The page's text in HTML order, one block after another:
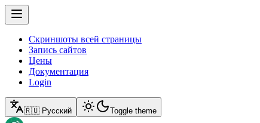
Скриншоты всей страницы
Запись сайтов
Цены
Документация
Login
🇷🇺 Русский Toggle theme